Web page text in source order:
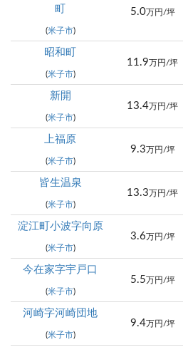
町
(米子市)
5.0万円/坪
昭和町
(米子市)
11.9 万円/坪
新開
(米子市)
13.4 万円/坪
上福原
(米子市)
9.3 万円/坪
皆生温泉
(米子市)
13.3 万円/坪
淀江町小波字向原
(米子市)
3.6 万円/坪
今在家字宇戸口
(米子市)
5.5 万円/坪
河崎字河崎団地
(米子市)
9.4万円/坪